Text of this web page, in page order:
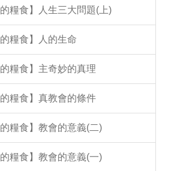
糧食】人生三大問題(上)
糧食】人的生命
糧食】主奇妙的真理
糧食】真教會的條件
糧食】教會的意義(二)
糧食】教會的意義(一)